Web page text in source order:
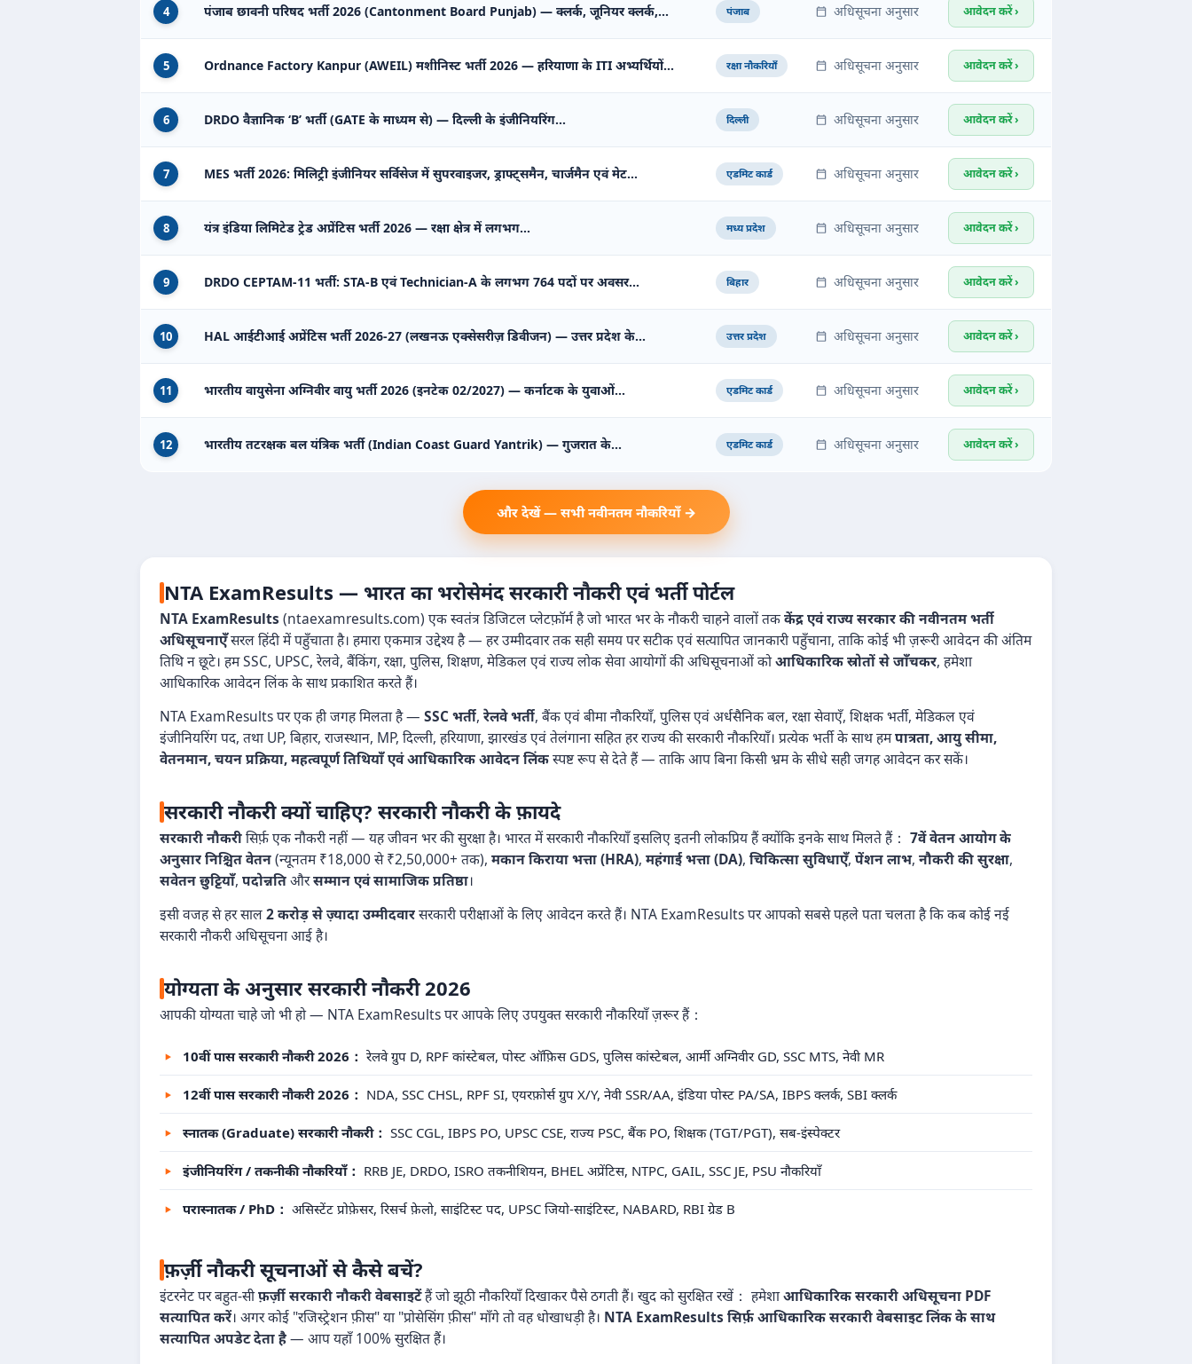
4 पंजाब छावनी परिषद भर्ती 2026 (Cantonment Board Punjab) — क्लर्क, जूनियर क्लर्क,… पंजाब अधिसूचना अनुसार आवेदन करें ›
5 Ordnance Factory Kanpur (AWEIL) मशीनिस्ट भर्ती 2026 — हरियाणा के ITI अभ्यर्थियों… रक्षा नौकरियाँ अधिसूचना अनुसार आवेदन करें ›
6 DRDO वैज्ञानिक ‘B’ भर्ती (GATE के माध्यम से) — दिल्ली के इंजीनियरिंग… दिल्ली अधिसूचना अनुसार आवेदन करें ›
7 MES भर्ती 2026: मिलिट्री इंजीनियर सर्विसेज में सुपरवाइजर, ड्राफ्ट्समैन, चार्जमैन एवं मेट… एडमिट कार्ड अधिसूचना अनुसार आवेदन करें ›
8 यंत्र इंडिया लिमिटेड ट्रेड अप्रेंटिस भर्ती 2026 — रक्षा क्षेत्र में लगभग… मध्य प्रदेश अधिसूचना अनुसार आवेदन करें ›
9 DRDO CEPTAM-11 भर्ती: STA-B एवं Technician-A के लगभग 764 पदों पर अवसर… बिहार अधिसूचना अनुसार आवेदन करें ›
10 HAL आईटीआई अप्रेंटिस भर्ती 2026-27 (लखनऊ एक्सेसरीज़ डिवीजन) — उत्तर प्रदेश के… उत्तर प्रदेश अधिसूचना अनुसार आवेदन करें ›
11 भारतीय वायुसेना अग्निवीर वायु भर्ती 2026 (इनटेक 02/2027) — कर्नाटक के युवाओं… एडमिट कार्ड अधिसूचना अनुसार आवेदन करें ›
12 भारतीय तटरक्षक बल यंत्रिक भर्ती (Indian Coast Guard Yantrik) — गुजरात के… एडमिट कार्ड अधिसूचना अनुसार आवेदन करें ›
और देखें — सभी नवीनतम नौकरियाँ →
NTA ExamResults — भारत का भरोसेमंद सरकारी नौकरी एवं भर्ती पोर्टल
NTA ExamResults (ntaexamresults.com) एक स्वतंत्र डिजिटल प्लेटफ़ॉर्म है जो भारत भर के नौकरी चाहने वालों तककेंद्र एवं राज्य सरकार की नवीनतम भर्ती
अधिसूचनाएँसरल हिंदी में पहुँचाता है। हमारा एकमात्र उद्देश्य है — हर उम्मीदवार तक सही समय पर सटीक एवं सत्यापित जानकारी पहुँचाना, ताकि कोई भी ज़रूरी आवेदन की अंतिम
तिथि न छूटे। हम SSC, UPSC, रेलवे, बैंकिंग, रक्षा, पुलिस, शिक्षण, मेडिकल एवं राज्य लोक सेवा आयोगों की अधिसूचनाओं कोआधिकारिक स्रोतों से जाँचकर, हमेशा
आधिकारिक आवेदन लिंक के साथ प्रकाशित करते हैं।
NTA ExamResults पर एक ही जगह मिलता है — SSC भर्ती, रेलवे भर्ती, बैंक एवं बीमा नौकरियाँ, पुलिस एवं अर्धसैनिक बल, रक्षा सेवाएँ, शिक्षक भर्ती, मेडिकल एवं
इंजीनियरिंग पद, तथा UP, बिहार, राजस्थान, MP, दिल्ली, हरियाणा, झारखंड एवं तेलंगाना सहित हर राज्य की सरकारी नौकरियाँ। प्रत्येक भर्ती के साथ हमपात्रता, आयु सीमा,
वेतनमान, चयन प्रक्रिया, महत्वपूर्ण तिथियाँ एवं आधिकारिक आवेदन लिंकस्पष्ट रूप से देते हैं — ताकि आप बिना किसी भ्रम के सीधे सही जगह आवेदन कर सकें।
सरकारी नौकरी क्यों चाहिए? सरकारी नौकरी के फ़ायदे
सरकारी नौकरीसिर्फ़ एक नौकरी नहीं — यह जीवन भर की सुरक्षा है। भारत में सरकारी नौकरियाँ इसलिए इतनी लोकप्रिय हैं क्योंकि इनके साथ मिलते हैं： 7वें वेतन आयोग के
अनुसार निश्चित वेतन(न्यूनतम ₹18,000 से ₹2,50,000+ तक), मकान किराया भत्ता (HRA), महंगाई भत्ता (DA), चिकित्सा सुविधाएँ, पेंशन लाभ, नौकरी की सुरक्षा,
सवेतन छुट्टियाँ, पदोन्नतिऔरसम्मान एवं सामाजिक प्रतिष्ठा।
इसी वजह से हर साल2 करोड़ से ज़्यादा उम्मीदवारसरकारी परीक्षाओं के लिए आवेदन करते हैं। NTA ExamResults पर आपको सबसे पहले पता चलता है कि कब कोई नई
सरकारी नौकरी अधिसूचना आई है।
योग्यता के अनुसार सरकारी नौकरी 2026
आपकी योग्यता चाहे जो भी हो — NTA ExamResults पर आपके लिए उपयुक्त सरकारी नौकरियाँ ज़रूर हैं：
10वीं पास सरकारी नौकरी 2026： रेलवे ग्रुप D, RPF कांस्टेबल, पोस्ट ऑफ़िस GDS, पुलिस कांस्टेबल, आर्मी अग्निवीर GD, SSC MTS, नेवी MR
12वीं पास सरकारी नौकरी 2026： NDA, SSC CHSL, RPF SI, एयरफ़ोर्स ग्रुप X/Y, नेवी SSR/AA, इंडिया पोस्ट PA/SA, IBPS क्लर्क, SBI क्लर्क
स्नातक (Graduate) सरकारी नौकरी： SSC CGL, IBPS PO, UPSC CSE, राज्य PSC, बैंक PO, शिक्षक (TGT/PGT), सब-इंस्पेक्टर
इंजीनियरिंग / तकनीकी नौकरियाँ： RRB JE, DRDO, ISRO तकनीशियन, BHEL अप्रेंटिस, NTPC, GAIL, SSC JE, PSU नौकरियाँ
परास्नातक / PhD： असिस्टेंट प्रोफ़ेसर, रिसर्च फ़ेलो, साइंटिस्ट पद, UPSC जियो-साइंटिस्ट, NABARD, RBI ग्रेड B
फ़र्ज़ी नौकरी सूचनाओं से कैसे बचें?
इंटरनेट पर बहुत-सीफ़र्ज़ी सरकारी नौकरी वेबसाइटेंहैं जो झूठी नौकरियाँ दिखाकर पैसे ठगती हैं। खुद को सुरक्षित रखें： हमेशाआधिकारिक सरकारी अधिसूचना PDF
सत्यापित करें। अगर कोई "रजिस्ट्रेशन फ़ीस" या "प्रोसेसिंग फ़ीस" माँगे तो वह धोखाधड़ी है। NTA ExamResults सिर्फ़ आधिकारिक सरकारी वेबसाइट लिंक के साथ
सत्यापित अपडेट देता है— आप यहाँ 100% सुरक्षित हैं।